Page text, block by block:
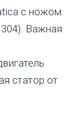
с ножом
Важная
статор от